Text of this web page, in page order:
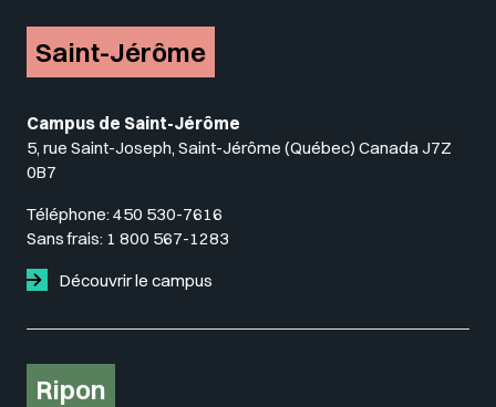
Saint-Jérôme
Campus de Saint-Jérôme
5, rue Saint-Joseph, Saint-Jérôme (Québec) Canada J7Z
0B7
Téléphone: 450 530-7616
Sans frais: 1 800 567-1283
Découvrir le campus
Ripon